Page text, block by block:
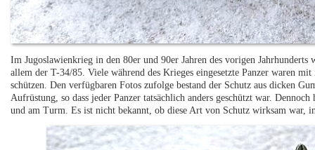
Im Jugoslawienkrieg in den 80er und 90er Jahren des vorigen
allem der T-34/85. Viele während des Krieges eingesetzte Panzer waren
schützen. Den verfügbaren Fotos zufolge bestand der Schutz aus dicken
Aufrüstung, so dass jeder Panzer tatsächlich anders geschützt war.
und am Turm. Es ist nicht bekannt, ob diese Art von Schutz wirksam war,